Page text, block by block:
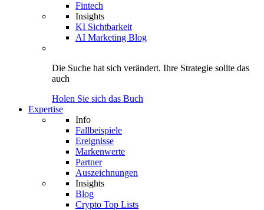
Fintech
Insights
KI Sichtbarkeit
AI Marketing Blog
Die Suche hat sich verändert. Ihre Strategie sollte das
auch
Holen Sie sich das Buch
Expertise
Info
Fallbeispiele
Ereignisse
Markenwerte
Partner
Auszeichnungen
Insights
Blog
Crypto Top Lists